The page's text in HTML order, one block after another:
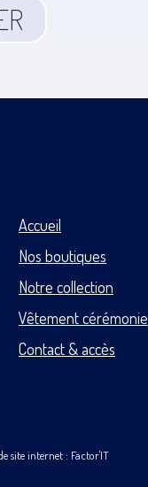
Accueil
Nos boutiques
Notre collection
Vêtement cérémonie
Contact & accès
site internet : Factor'IT